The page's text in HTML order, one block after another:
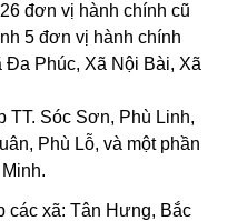
đơn vị hành chính cũ
5 đơn vị hành chính
Đa Phúc, Xã Nội Bài, Xã
TT. Sóc Sơn, Phù Linh,
Phù Lỗ, và một phần
các xã: Tân Hưng, Bắc